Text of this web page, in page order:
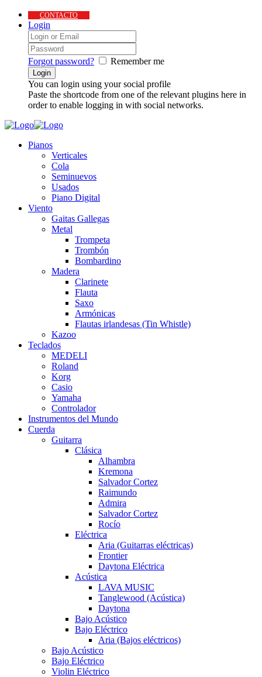
CONTACTO
Login
Forgot password? Remember me
You can login using your social profile
Paste the shortcode from one of the relevant plugins here in
order to enable logging in with social networks.
Pianos
Verticales
Cola
Seminuevos
Usados
Piano Digital
Viento
Gaitas Gallegas
Metal
Trompeta
Trombón
Bombardino
Madera
Clarinete
Flauta
Saxo
Armónicas
Flautas irlandesas (Tin Whistle)
Kazoo
Teclados
MEDELI
Roland
Korg
Casio
Yamaha
Controlador
Instrumentos del Mundo
Cuerda
Guitarra
Clásica
Alhambra
Kremona
Salvador Cortez
Raimundo
Admira
Salvador Cortez
Rocío
Eléctrica
Aria (Guitarras eléctricas)
Frontier
Daytona Eléctrica
Acústica
LAVA MUSIC
Tanglewood (Acústica)
Daytona
Bajo Acústico
Bajo Eléctrico
Aria (Bajos eléctricos)
Bajo Acústico
Bajo Eléctrico
Violin Eléctrico